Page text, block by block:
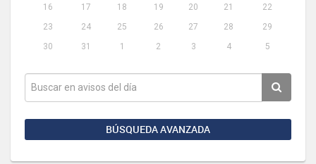
16
17 18 19 20 21
22
23
24 25 26 27 28
29
30
31 1 2 3 4 5
BÚSQUEDA AVANZADA